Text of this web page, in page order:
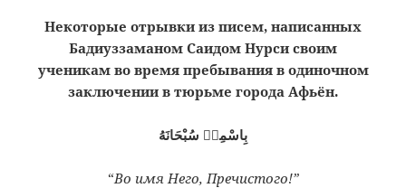
Некоторые отрывки из писем, написанных
Бадиуззаманом Саидом Нурси своим
ученикам во время пребывания в одиночном
заключении в тюрьме города Афьён.
بِاسْمِهٖ سُبْحَانَهُ
“Во имя Него, Пречистого!”